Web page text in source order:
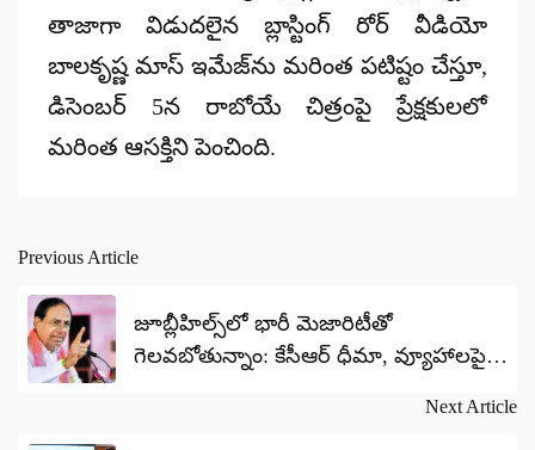
తాజాగా విడుదలైన బ్లాస్టింగ్ రోర్ వీడియో
బాలకృష్ణ మాస్ ఇమేజ్‌ను మరింత పటిష్టం చేస్తూ,
డిసెంబర్ 5న రాబోయే చిత్రంపై ప్రేక్షకులలో
మరింత ఆసక్తిని పెంచింది.
Post
navigation
Previous Article
జూబ్లీహిల్స్‌లో భారీ మెజారిటీతో
గెలవబోతున్నాం: కేసీఆర్ ధీమా, వ్యూహాలపై
Next Article